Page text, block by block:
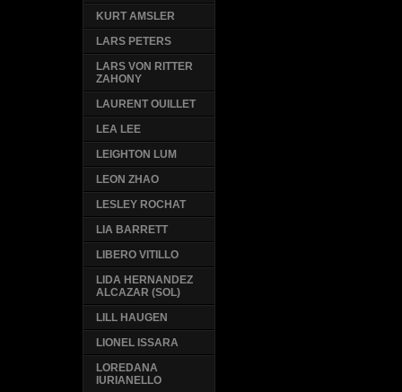
KURT AMSLER
LARS PETERS
LARS VON RITTER
ZAHONY
LAURENT OUILLET
LEA LEE
LEIGHTON LUM
LEON ZHAO
LESLEY ROCHAT
LIA BARRETT
LIBERO VITILLO
LIDA HERNANDEZ
ALCAZAR (SOL)
LILL HAUGEN
LIONEL ISSARA
LOREDANA
IURIANELLO